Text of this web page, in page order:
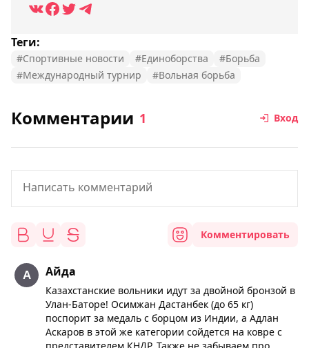
Теги:
#Спортивные новости #Единоборства
#Борьба
#Международный турнир
#Вольная борьба
Комментарии 1 Вход
Комментировать
Айда
Казахстанские вольники идут за двойной бронзой в
Улан-Баторе! Осимжан Дастанбек (до 65 кг)
поспорит за медаль с борцом из Индии, а Адлан
Аскаров в этой же категории сойдется на ковре с